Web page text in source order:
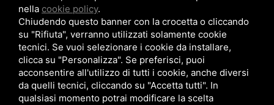
Privacy Policy-Cookie Policy -SiteMap
© SITIE Impianti S.r.l. 2026
P.IVA IT02199450384
nella cookie policy.
Chiudendo questo banner con la crocetta o cliccando
su "Rifiuta", verranno utilizzati solamente cookie
tecnici. Se vuoi selezionare i cookie da installare,
clicca su "Personalizza". Se preferisci, puoi
acconsentire all'utilizzo di tutti i cookie, anche diversi
da quelli tecnici, cliccando su "Accetta tutti". In
qualsiasi momento potrai modificare la scelta